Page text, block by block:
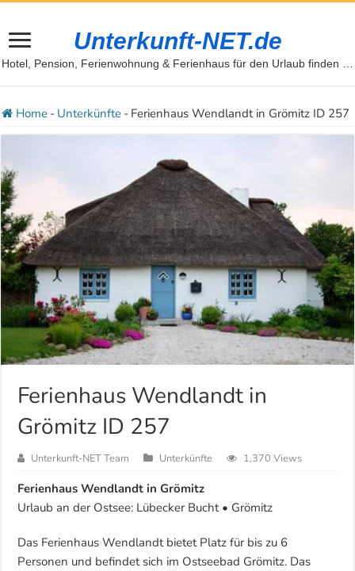
Unterkunft-NET.de
Hotel, Pension, Ferienwohnung & Ferienhaus für den Urlaub finden …
Home - Unterkünfte - Ferienhaus Wendlandt in Grömitz ID 257
Ferienhaus Wendlandt in
Grömitz ID 257
Unterkunft-NET Team Unterkünfte 1,370 Views
Ferienhaus Wendlandt in Grömitz
Urlaub an der Ostsee: Lübecker Bucht • Grömitz
Das Ferienhaus Wendlandt bietet Platz für bis zu 6
Personen und befindet sich im Ostseebad Grömitz. Das